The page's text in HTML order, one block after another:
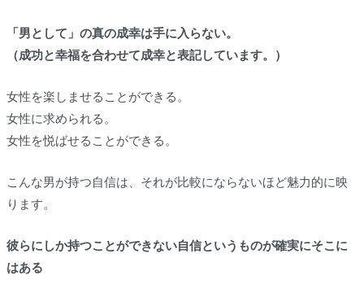
「男として」の真の成幸は手に入らない。
（成功と幸福を合わせて成幸と表記しています。）
女性を楽しませることができる。
女性に求められる。
女性を悦ばせることができる。
こんな男が持つ自信は、それが比較にならないほど魅力的に映
ります。
彼らにしか持つことができない自信というものが確実にそこに
はある